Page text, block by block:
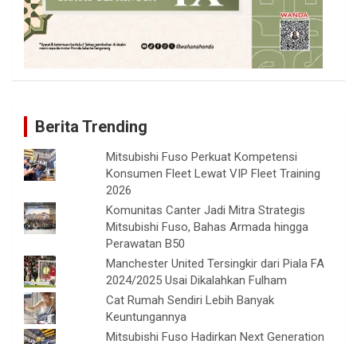
Berita Trending
Mitsubishi Fuso Perkuat Kompetensi
Konsumen Fleet Lewat VIP Fleet Training
2026
Komunitas Canter Jadi Mitra Strategis
Mitsubishi Fuso, Bahas Armada hingga
Perawatan B50
Manchester United Tersingkir dari Piala FA
2024/2025 Usai Dikalahkan Fulham
Cat Rumah Sendiri Lebih Banyak
Keuntungannya
Mitsubishi Fuso Hadirkan Next Generation